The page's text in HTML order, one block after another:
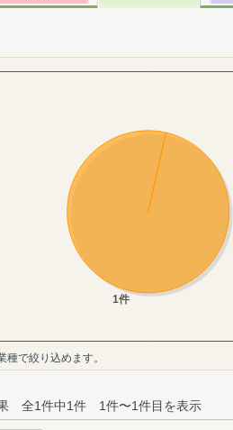
で絞り込めます。
全1件中1件 1件〜1件目を表示